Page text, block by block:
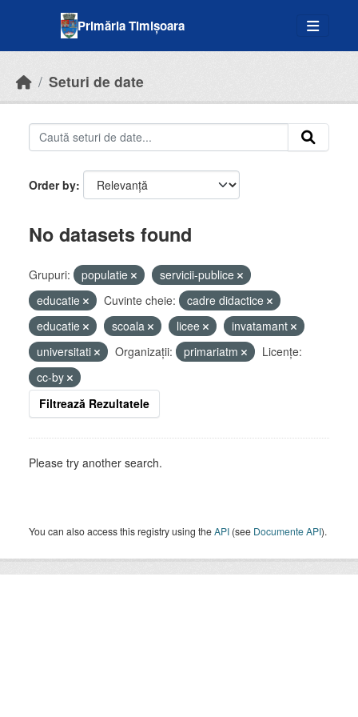
Primăria Timișoara
Seturi de date
Order by
No datasets found
Grupuri: populatie
servicii-publice
educatie
Cuvinte cheie:
cadre didactice
educatie
scoala licee
invatamant
universitati
Organizații: primariatm
Licenţe:
cc-by
Filtrează Rezultatele
Please try another search.
You can also access this registry using theAPI (see Documente API).